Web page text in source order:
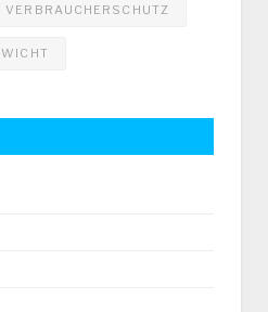
VERBRAUCHERSCHUTZ